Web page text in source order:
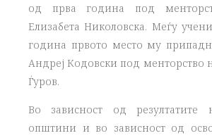
од прва година под
Елизабета Николовска. Меѓу
година првото место му
Андреј Кодовски под менторство
Ѓуров.
Во зависност од резултатите
општини и во зависност од